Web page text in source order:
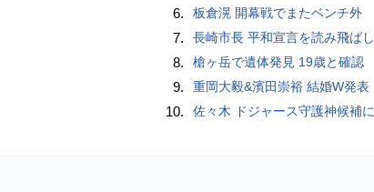
6. 板倉滉 開幕戦でまたベンチ外
7. 長崎市長 平和宣言を読み飛ばし
8. 槍ヶ岳で遺体発見 19歳と確認
9. 重岡大毅&濱田崇裕 結婚W発表
10. 佐々木 ドジャース守護神候補に